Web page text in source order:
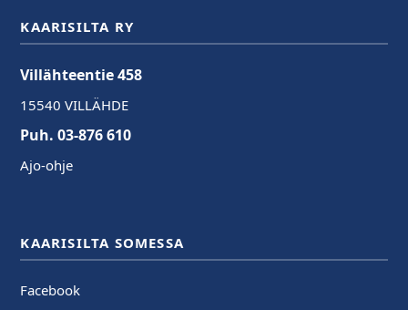
KAARISILTA RY
Villähteentie 458
15540 VILLÄHDE
Puh. 03-876 610
Ajo-ohje
KAARISILTA SOMESSA
Facebook